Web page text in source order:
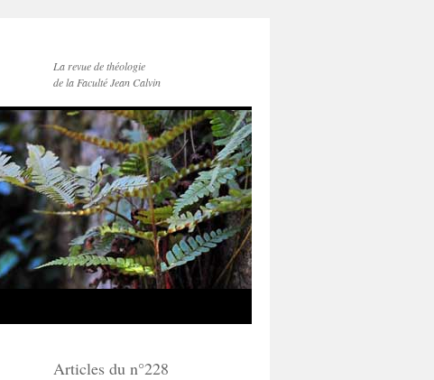
La revue de théologie
de la Faculté Jean Calvin
Articles du n°228